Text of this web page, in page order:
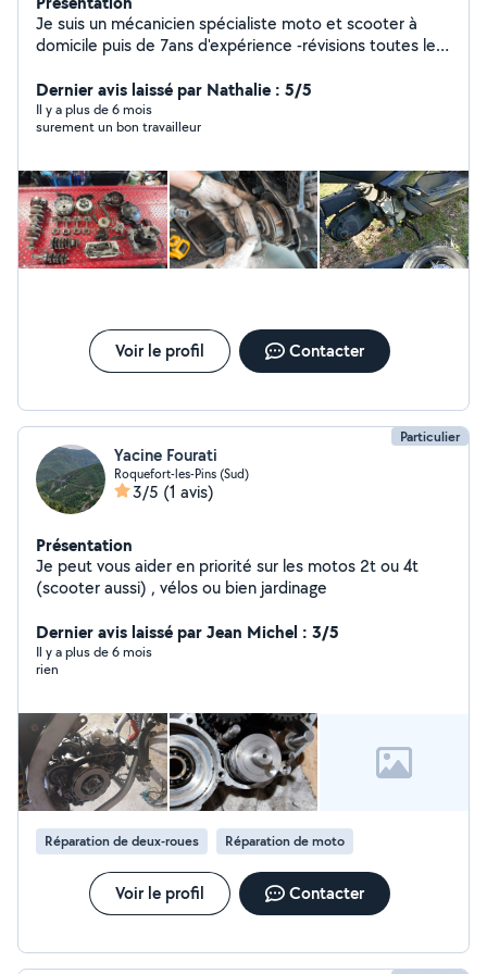
Je suis un mécanicien spécialiste moto et scooter à
domicile puis de 7ans d'expérience -révisions toutes les
démonter toutes les pièces et l'accessoire,vis à vis -
sérieux, motivé
Dernier avis laissé par Nathalie : 5/5
Il y a plus de 6 mois
surement un bon travailleur
Voir le profil Contacter
Particulier
Yacine Fourati
Roquefort-les-Pins (Sud)
3/5 (1 avis)
Présentation
Je peut vous aider en priorité sur les motos 2t ou 4t
(scooter aussi) , vélos ou bien jardinage
Dernier avis laissé par Jean Michel : 3/5
Il y a plus de 6 mois
rien
Réparation de deux-roues Réparation de moto
Voir le profil Contacter